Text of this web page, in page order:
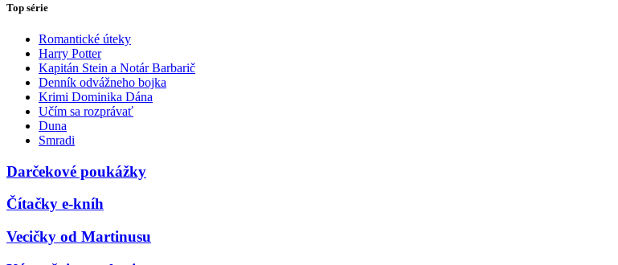
Top série
Romantické úteky
Harry Potter
Kapitán Stein a Notár Barbarič
Denník odvážneho bojka
Krimi Dominika Dána
Učím sa rozprávať
Duna
Smradi
Darčekové poukážky
Čítačky e-kníh
Vecičky od Martinusu